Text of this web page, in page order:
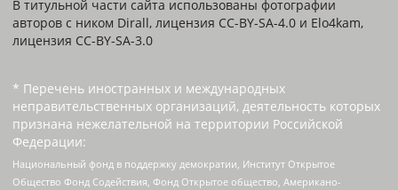
В титульной части сайта использованы фотографии
авторов с ником Dirall, лицензия CC-BY-SA-4.0 и Elo4kam,
лицензия CC-BY-SA-3.0
* Перечень иностранных и международных
неправительственных организаций, деятельность которых
признана нежелательной на территории Российской
Федерации:
Национальный фонд в поддержку демократии, Институт Открытое
Общество Фонд Содействия, Фонд Открытое общество, Американо-